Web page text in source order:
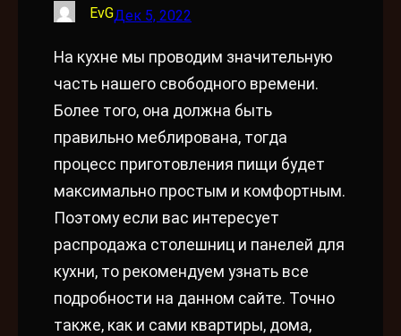
EvGДек 5, 2022
На кухне мы проводим значительную
часть нашего свободного времени.
Более того, она должна быть
правильно меблирована, тогда
процесс приготовления пищи будет
максимально простым и комфортным.
Поэтому если вас интересует
распродажа столешниц и панелей для
кухни, то рекомендуем узнать все
подробности на данном сайте. Точно
также, как и сами квартиры, дома,